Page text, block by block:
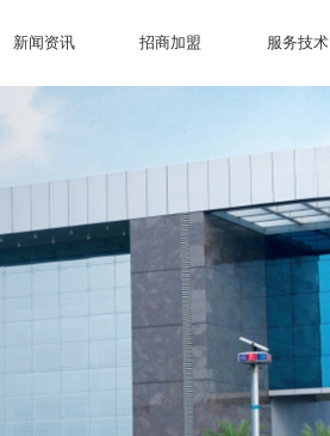
新闻资讯 招商加盟 服务技术